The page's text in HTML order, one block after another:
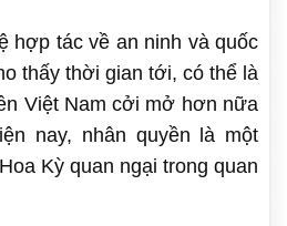
hợp tác về an ninh và quốc
thấy thời gian tới, có thể là
Việt Nam cởi mở hơn nữa
nay, nhân quyền là một
Kỳ quan ngại trong quan